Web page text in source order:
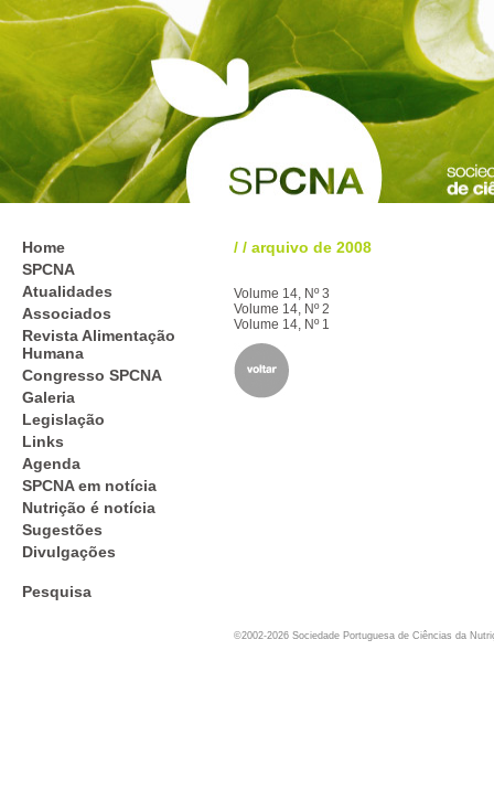
Home
SPCNA
Atualidades
Associados
Revista Alimentação
Humana
Congresso SPCNA
Galeria
Legislação
Links
Agenda
SPCNA em notícia
Nutrição é notícia
Sugestões
Divulgações
Pesquisa
/ / arquivo de 2008
Volume 14, Nº 3
Volume 14, Nº 2
Volume 14, Nº 1
©2002-2026 Sociedade Portuguesa de Ciências da